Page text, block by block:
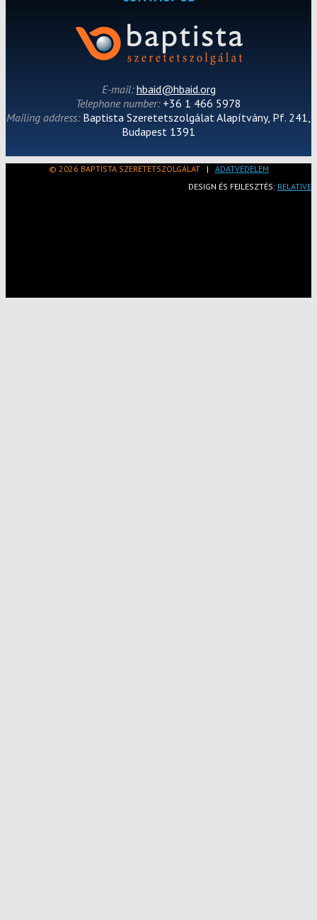
E-mail:hbaid@hbaid.org
Telephone number: +36 1 466 5978
Mailing address: Baptista Szeretetszolgálat Alapítvány, Pf. 241,
Budapest 1391
© 2026 BAPTISTA SZERETETSZOLGÁLAT| ADATVÉDELEM
DESIGN ÉS FEJLESZTÉS: RELATIVE